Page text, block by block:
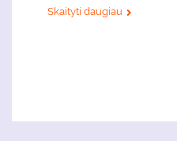
Skaityti daugiau